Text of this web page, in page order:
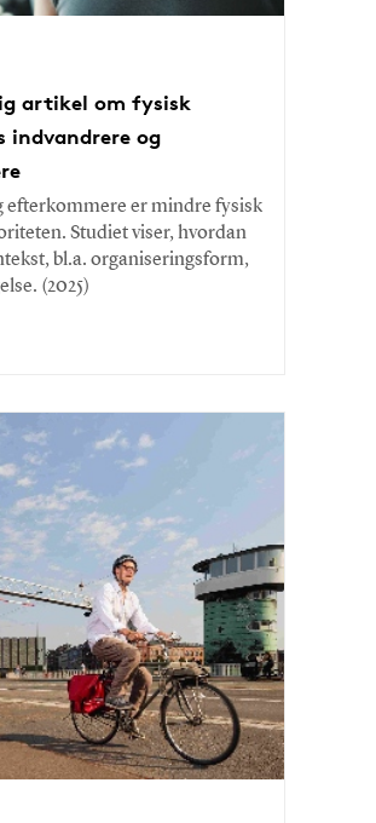
artikel om fysisk
og
efterkommere er mindre fysisk
Studiet viser, hvordan
bl.a. organiseringsform,
(2025)